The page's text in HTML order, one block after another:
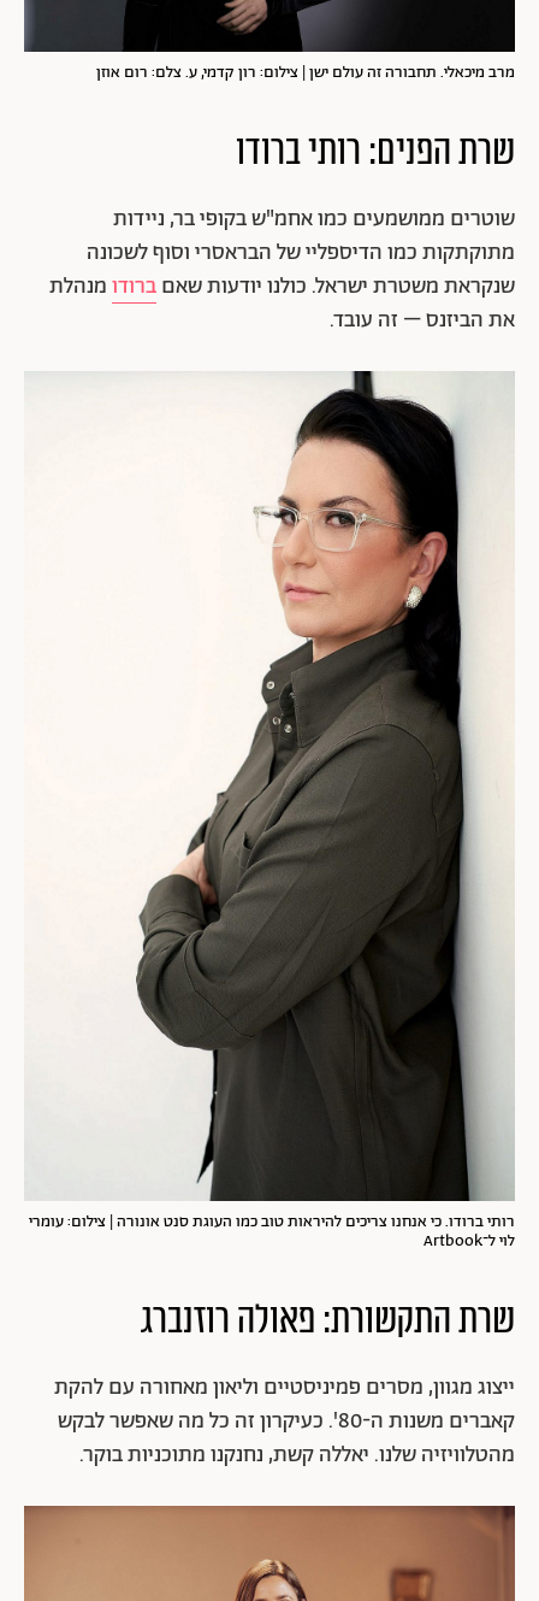
מרב מיכאלי. תחבורה זה עולם ישן | צילום: רון קדמי, ע. צלם: רום אוזן
שרת הפנים: רותי ברודו
שוטרים ממושמעים כמו אחמ"ש בקופי בר, ניידות
מתוקתקות כמו הדיספליי של הבראסרי וסוף לשכונה
שנקראת משטרת ישראל. כולנו יודעות שאםברודומנהלת
את הביזנס – זה עובד.
רותי ברודו. כי אנחנו צריכים להיראות טוב כמו העוגת סנט אונורה | צילום: עומרי
לוי ל־Artbook
שרת התקשורת: פאולה רוזנברג
ייצוג מגוון, מסרים פמיניסטיים וליאון מאחורה עם להקת
קאברים משנות ה-80'. כעיקרון זה כל מה שאפשר לבקש
מהטלוויזיה שלנו. יאללה קשת, נחנקנו מתוכניות בוקר.